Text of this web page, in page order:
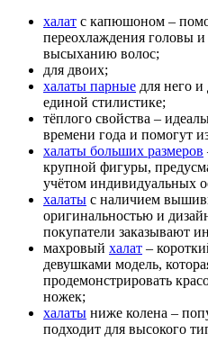
халат с капюшоном –
переохлаждения головы
высыханию волос;
для двоих;
халаты парные для него
единой стилистике;
тёплого свойства –
времени года и помогут
халаты больших размеров
крупной фигуры,
учётом индивидуальных
халаты с наличием
оригинальностью и
покупатели заказывают
махровый халат –
девушками модель,
продемонстрировать
ножек;
халаты ниже колена –
подходит для высокого